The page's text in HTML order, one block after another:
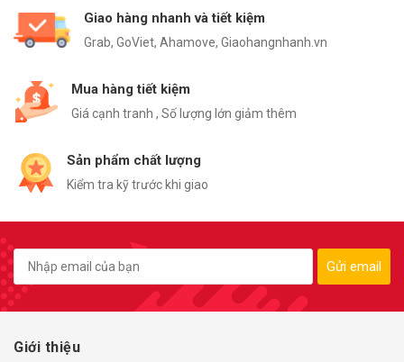
Giao hàng nhanh và tiết kiệm
Grab, GoViet, Ahamove, Giaohangnhanh.vn
Mua hàng tiết kiệm
Giá cạnh tranh , Số lượng lớn giảm thêm
Sản phẩm chất lượng
Kiểm tra kỹ trước khi giao
Gửi email
Giới thiệu